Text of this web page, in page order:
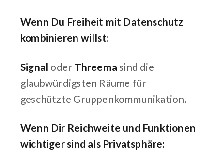
Wenn Du Freiheit mit Datenschutz
kombinieren willst:
Signal oder Threema sind die
glaubwürdigsten Räume für
geschützte Gruppenkommunikation.
Wenn Dir Reichweite und Funktionen
wichtiger sind als Privatsphäre: